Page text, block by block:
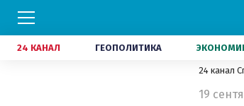
24 КАНАЛ ГЕОПОЛИТИКА
24 канал
19